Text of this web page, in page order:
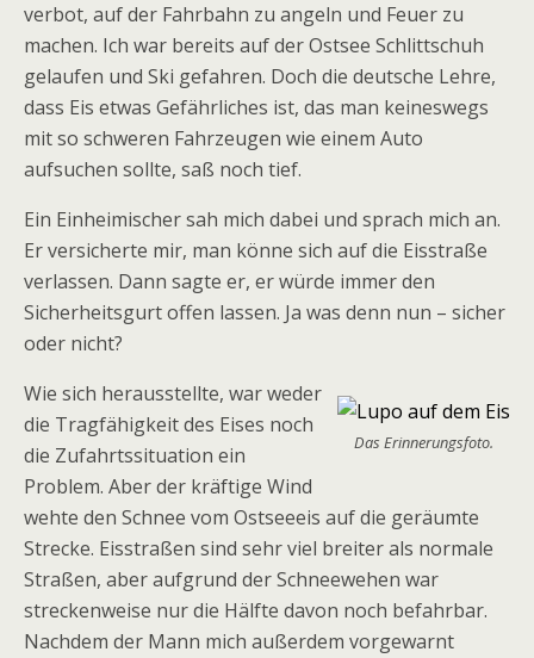
verbot, auf der Fahrbahn zu angeln und Feuer zu
machen. Ich war bereits auf der Ostsee Schlittschuh
gelaufen und Ski gefahren. Doch die deutsche Lehre,
dass Eis etwas Gefährliches ist, das man keineswegs
mit so schweren Fahrzeugen wie einem Auto
aufsuchen sollte, saß noch tief.
Ein Einheimischer sah mich dabei und sprach mich an.
Er versicherte mir, man könne sich auf die Eisstraße
verlassen. Dann sagte er, er würde immer den
Sicherheitsgurt offen lassen. Ja was denn nun – sicher
oder nicht?
Das Erinnerungsfoto.
Wie sich herausstellte, war weder
die Tragfähigkeit des Eises noch
die Zufahrtssituation ein
Problem. Aber der kräftige Wind
wehte den Schnee vom Ostseeeis auf die geräumte
Strecke. Eisstraßen sind sehr viel breiter als normale
Straßen, aber aufgrund der Schneewehen war
streckenweise nur die Hälfte davon noch befahrbar.
Nachdem der Mann mich außerdem vorgewarnt